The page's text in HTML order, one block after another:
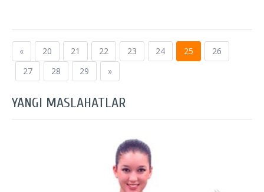
« 20 21 22 23 24 25
26
27
28 29 »
YANGI MASLAHATLAR